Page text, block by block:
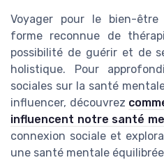
Voyager pour le bien-
forme reconnue de
possibilité de guérir et de
holistique. Pour
sociales sur la santé
influencer, découvrez
influencent notre santé
connexion sociale et
une santé mentale